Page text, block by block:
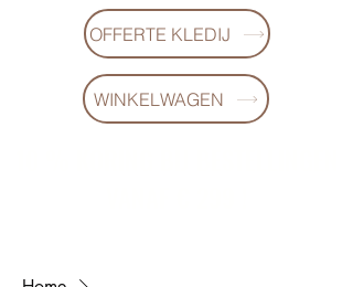
OFFERTE KLEDIJ
WINKELWAGEN